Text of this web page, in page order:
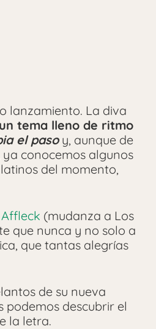
lanzamiento. La diva
tema lleno de ritmo
el pasoy, aunque de
conocemos algunos
del momento,
(mudanza a Los
que nunca y no solo a
que tantas alegrías
de su nueva
podemos descubrir el
la letra.